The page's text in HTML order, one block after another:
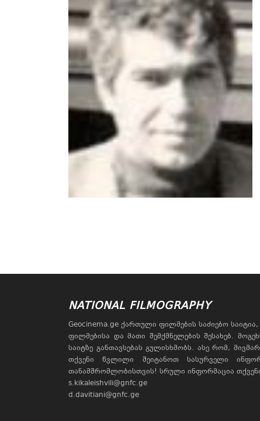
NATIONAL FILMOGRAPHY
Geocinema.ge ქართული ფილმების საძიებო
ფილმებისა და მათი შემქმნელების შესახებ.
საიტზე განთავსებას გულისხმობს. ასე რომ,
თქვენი წვლილი შეიტანოთ სასურველი
თანამშრომლობისთვის! სრული ინფორმაცია
s.kikaleishvili@gnfc.ge
d.davitiani@gnfc.ge